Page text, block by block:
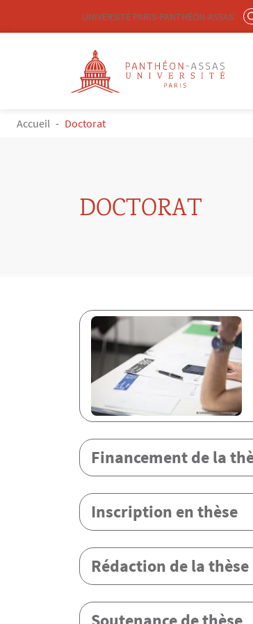
Aller au contenu principal
Menu liste site Custom EN
UNIVERSITÉ PARIS-PANTHÉON-ASSAS
Logo
FIL D'ARIANE
Accueil Doctorat
DOCTORAT
Financement de la
Inscription en thèse
Rédaction de la thèse